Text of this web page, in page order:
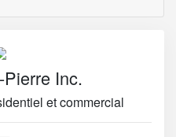
Inc.
et commercial